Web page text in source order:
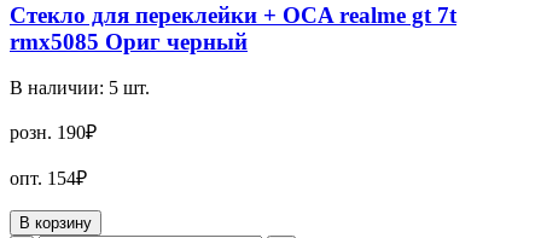
Стекло для переклейки + OCA realme gt 7t
rmx5085 Ориг черный
В наличии: 5 шт.
розн. 190₽
опт. 154₽
В корзину